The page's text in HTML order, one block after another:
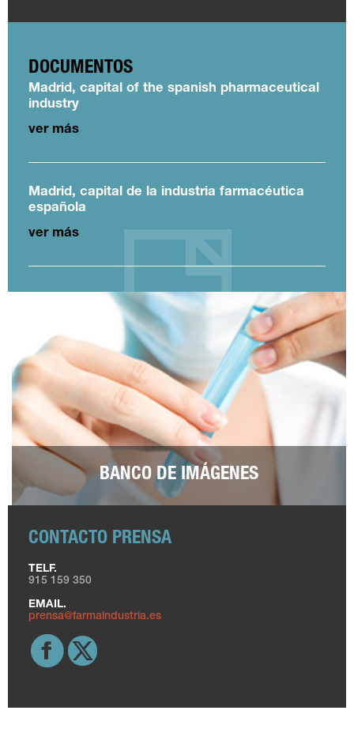
DOCUMENTOS
Madrid, capital of the spanish pharmaceutical
industry
ver más
Madrid, capital de la industria farmacéutica
española
ver más
BANCO DE IMÁGENES
CONTACTO PRENSA
TELF.
915 159 350
EMAIL.
prensa@farmaindustria.es